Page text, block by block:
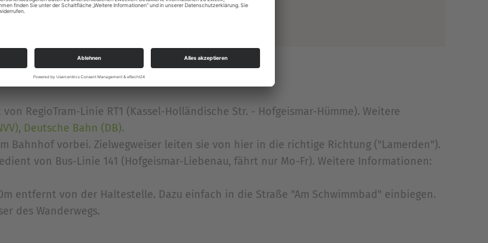
RegioTram-Linie RT1 (Kassel-Holländische Str. - Hofgeismar-Hümme). Weitere
, Deutsche Bahn (DB).
Bahnhof vorbei. Zielwegweiser leiten sie von hier in die richtige Richtung ("Lamerden").
von Bus-Linie 141 (Hofgeismar-Liebenau, fährt nur Mo-Fr). Weitere Informationen:
entfernt von der Haltestelle. Dazu einfach in die Straße "Am Schwimmbad" einbiegen.
des Wanderwegs.